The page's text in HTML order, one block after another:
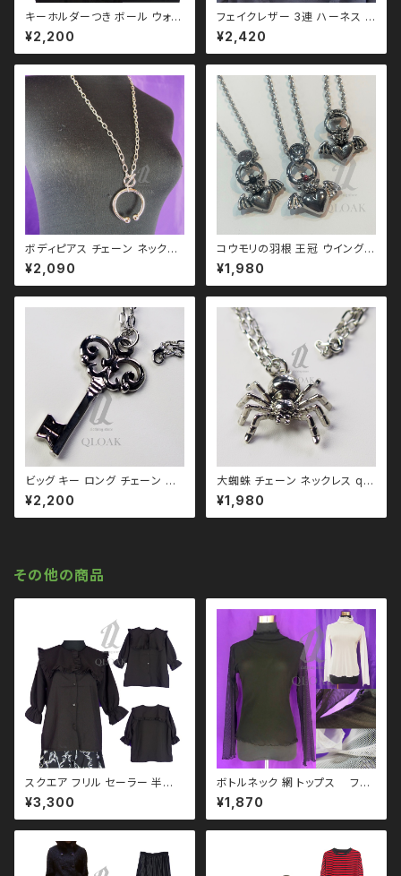
キーホルダーつき ボール ウォレ
ットチェーン qbe110010 ゴス
ゴシック ゴスロリ パンク ロック
Ｖ 系 韓国ファッション ストリー
¥2,200
フェイクレザー 3連 ハーネス リ
ング ネックレス qac110069
モノトーン ブラックコーデ 黒コ
ーデ モード 系 ゴス ゴシック ゴ
ファッション ストリート系 原宿
個性的
¥2,420
ボディピアス チェーン ネックレ
ス qac110027
¥2,090
コウモリの羽根 王冠 ウイングハ
ート ネックレス (クリアストーン
付) qac110030 韓国製 エン
ジェルハート 韓国アクセサリー
¥1,980
ビッグ キー ロング チェーン ネ
ックレス qac110020 鍵 韓国
製 韓国アクセサリー 韓国ファッ
ション 韓国ストリート ゴス ゴシ
¥2,200
大蜘蛛 チェーン ネックレス qa
c110037 ビッグ スパイダー
ゴス ゴシック ゴスロリ パンク
ロック Ｖ 系 韓国ファッション ス
¥1,980
その他の商品
スクエア フリル セーラー 半袖
ブラウス qto110005 モノト
ーン ブラックコーデ 黒コーデ モ
ード 系 ゴス ゴシック ゴスロリ
個性的
¥3,300
ボトルネック 網 トップス フィ
ッシュネット 2color モノトー
ン ブラックコーデ 黒コーデ モー
ド 系 ゴス ゴシック ゴスロリ パ
ン ストリート系 原宿 qto11001
¥1,870